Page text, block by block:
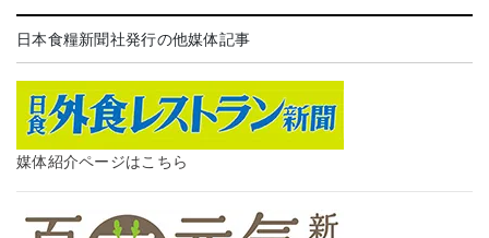
日本食糧新聞社発行の他媒体記事
媒体紹介ページはこちら